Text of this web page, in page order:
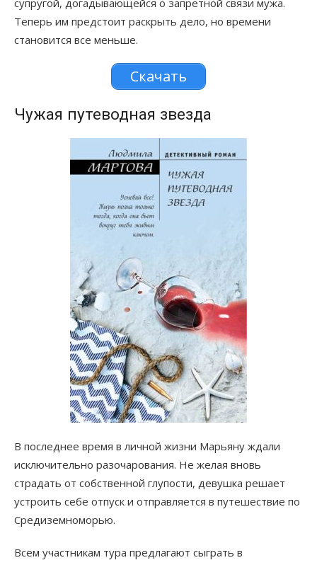
супругой, догадывающейся о запретной связи мужа.
Теперь им предстоит раскрыть дело, но времени
становится все меньше.
Скачать
Чужая путеводная звезда
В последнее время в личной жизни Марьяну ждали
исключительно разочарования. Не желая вновь
страдать от собственной глупости, девушка решает
устроить себе отпуск и отправляется в путешествие по
Средиземноморью.
Всем участникам тура предлагают сыграть в